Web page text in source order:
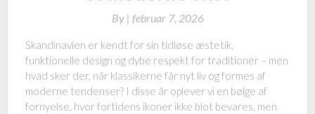
By | februar 7, 2026
Skandinavien er kendt for sin tidløse æstetik,
funktionelle design og dybe respekt for traditioner – men
hvad sker der, når klassikerne får nyt liv og formes af
moderne tendenser? I disse år oplever vi en bølge af
fornyelse, hvor fortidens ikoner ikke blot bevares, men